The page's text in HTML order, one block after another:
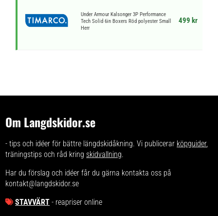
Under Armour Kalsonger 3P Performance
Tech Solid 6in Boxers Röd polyester Small
Herr
499 kr
Om Langdskidor.se
- tips och idéer för bättre längdskidåkning. Vi publicerar köpguider,
träningstips och råd kring skidvallning.
Har du förslag och idéer får du gärna kontakta oss på
kontakt@langdskidor.se
STAVVÄRT - reapriser online